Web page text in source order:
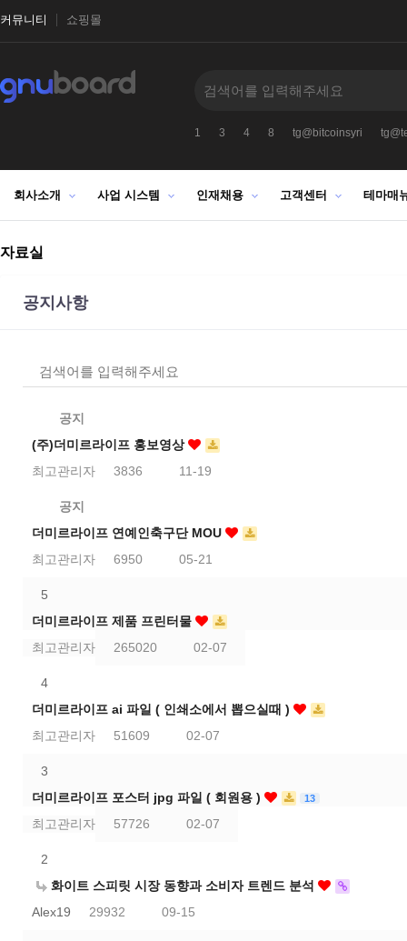
커뮤니티 쇼핑몰
1 3 4 8 tg@bitcoinsyri
회사소개 사업 시스템 인재채용 고객센터 테마매
자료실
공지사항
공지
(주)더미르라이프 홍보영상
최고관리자
3836 11-19
공지
더미르라이프 연예인축구단 MOU
최고관리자
6950 05-21
5
더미르라이프 제품 프린터물
최고관리자
265020 02-07
4
더미르라이프 ai 파일 ( 인쇄소에서 뽑으실때 )
최고관리자
51609 02-07
3
더미르라이프 포스터 jpg 파일 ( 회원용 )
13
최고관리자 57726 02-07
2
화이트 스피릿 시장 동향과 소비자 트렌드 분석
Alex19
29932 09-15